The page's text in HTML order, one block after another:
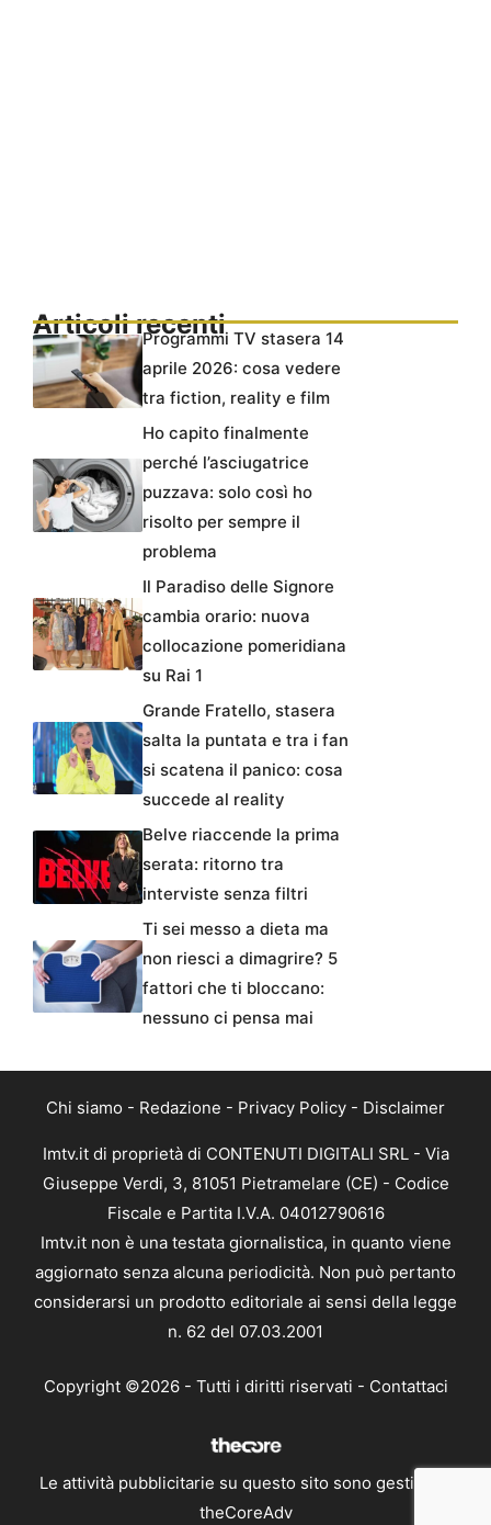
Articoli recentiProgrammi TV stasera 14
aprile 2026: cosa vedere
tra fiction, reality e film
Ho capito finalmente
perché l’asciugatrice
puzzava: solo così ho
risolto per sempre il
problema
Il Paradiso delle Signore
cambia orario: nuova
collocazione pomeridiana
su Rai 1
Grande Fratello, stasera
salta la puntata e tra i fan
si scatena il panico: cosa
succede al reality
Belve riaccende la prima
serata: ritorno tra
interviste senza filtri
Ti sei messo a dieta ma
non riesci a dimagrire? 5
fattori che ti bloccano:
nessuno ci pensa mai
Chi siamo - Redazione - Privacy Policy - Disclaimer
Imtv.it di proprietà di CONTENUTI DIGITALI SRL - Via
Giuseppe Verdi, 3, 81051 Pietramelare (CE) - Codice
Fiscale e Partita I.V.A. 04012790616
Imtv.it non è una testata giornalistica, in quanto viene
aggiornato senza alcuna periodicità. Non può pertanto
considerarsi un prodotto editoriale ai sensi della legge
n. 62 del 07.03.2001
Copyright ©2026 - Tutti i diritti riservati - Contattaci
Le attività pubblicitarie su questo sito sono gestite da
theCoreAdv